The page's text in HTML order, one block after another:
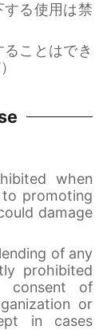
る使用は禁
ことはでき
when
promoting
damage
of any
prohibited
consent of
or
in cases